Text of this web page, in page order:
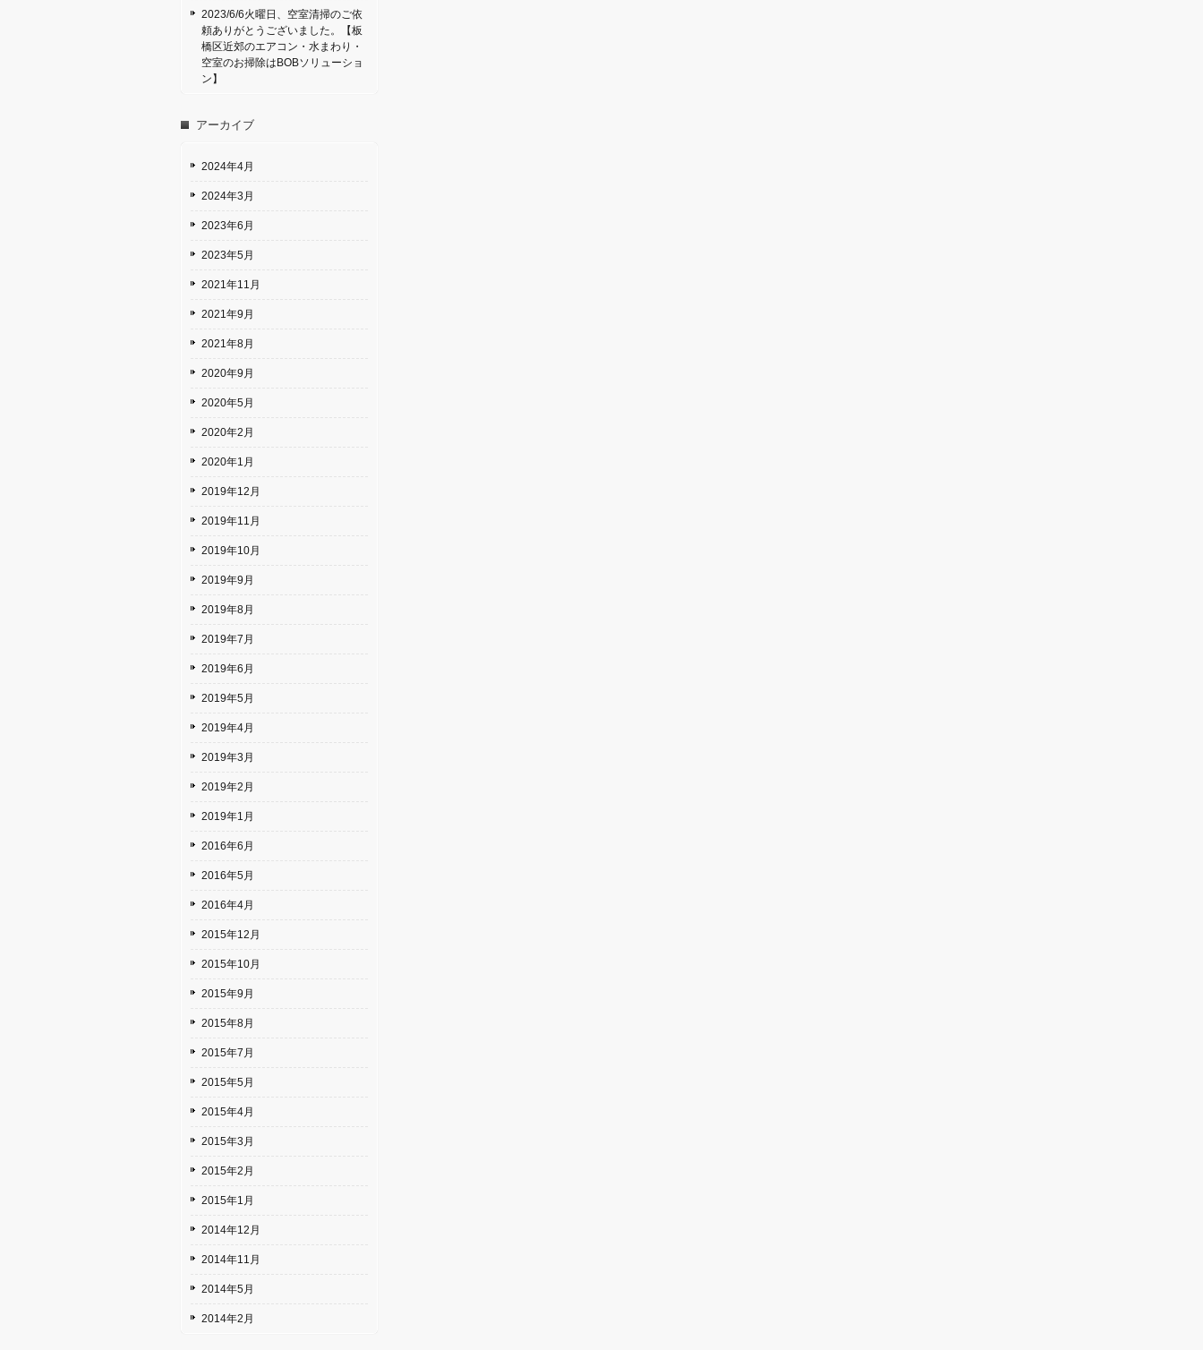
2023/6/6火曜日、空室清掃のご依
頼ありがとうございました。【板
橋区近郊のエアコン・水まわり・
空室のお掃除はBOBソリューショ
ン】
アーカイブ
2024年4月
2024年3月
2023年6月
2023年5月
2021年11月
2021年9月
2021年8月
2020年9月
2020年5月
2020年2月
2020年1月
2019年12月
2019年11月
2019年10月
2019年9月
2019年8月
2019年7月
2019年6月
2019年5月
2019年4月
2019年3月
2019年2月
2019年1月
2016年6月
2016年5月
2016年4月
2015年12月
2015年10月
2015年9月
2015年8月
2015年7月
2015年5月
2015年4月
2015年3月
2015年2月
2015年1月
2014年12月
2014年11月
2014年5月
2014年2月